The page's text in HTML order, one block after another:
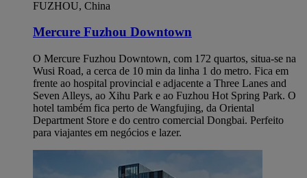
FUZHOU, China
Mercure Fuzhou Downtown
O Mercure Fuzhou Downtown, com 172 quartos, situa-se na
Wusi Road, a cerca de 10 min da linha 1 do metro. Fica em
frente ao hospital provincial e adjacente a Three Lanes and
Seven Alleys, ao Xihu Park e ao Fuzhou Hot Spring Park. O
hotel também fica perto de Wangfujing, da Oriental
Department Store e do centro comercial Dongbai. Perfeito
para viajantes em negócios e lazer.